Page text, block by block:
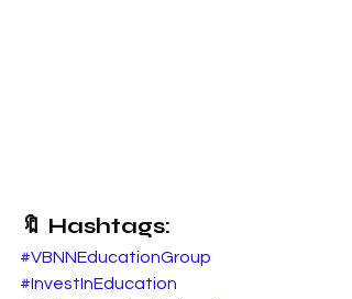
🔖 Hashtags:
#VBNNEducationGroup
#InvestInEducation